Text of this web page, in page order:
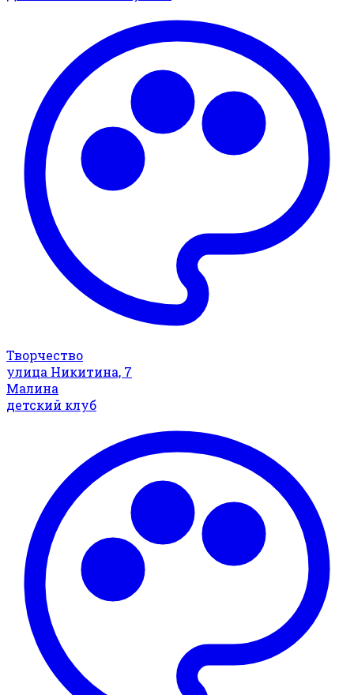
Творчество
улица Никитина, 7
Малина
детский клуб